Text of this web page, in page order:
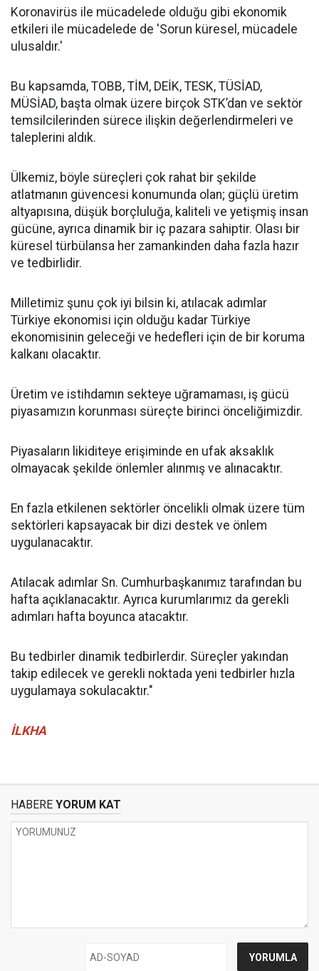
Koronavirüs ile mücadelede olduğu gibi ekonomik
etkileri ile mücadelede de 'Sorun küresel, mücadele
ulusaldır.'
Bu kapsamda, TOBB, TİM, DEİK, TESK, TÜSİAD,
MÜSİAD, başta olmak üzere birçok STK’dan ve sektör
temsilcilerinden sürece ilişkin değerlendirmeleri ve
taleplerini aldık.
Ülkemiz, böyle süreçleri çok rahat bir şekilde
atlatmanın güvencesi konumunda olan; güçlü üretim
altyapısına, düşük borçluluğa, kaliteli ve yetişmiş insan
gücüne, ayrıca dinamik bir iç pazara sahiptir. Olası bir
küresel türbülansa her zamankinden daha fazla hazır
ve tedbirlidir.
Milletimiz şunu çok iyi bilsin ki, atılacak adımlar
Türkiye ekonomisi için olduğu kadar Türkiye
ekonomisinin geleceği ve hedefleri için de bir koruma
kalkanı olacaktır.
Üretim ve istihdamın sekteye uğramaması, iş gücü
piyasamızın korunması süreçte birinci önceliğimizdir.
Piyasaların likiditeye erişiminde en ufak aksaklık
olmayacak şekilde önlemler alınmış ve alınacaktır.
En fazla etkilenen sektörler öncelikli olmak üzere tüm
sektörleri kapsayacak bir dizi destek ve önlem
uygulanacaktır.
Atılacak adımlar Sn. Cumhurbaşkanımız tarafından bu
hafta açıklanacaktır. Ayrıca kurumlarımız da gerekli
adımları hafta boyunca atacaktır.
Bu tedbirler dinamik tedbirlerdir. Süreçler yakından
takip edilecek ve gerekli noktada yeni tedbirler hızla
uygulamaya sokulacaktır."
İLKHA
HABERE YORUM KAT